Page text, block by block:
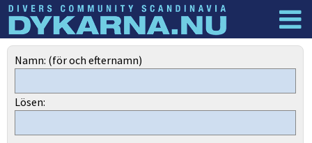
Dyknyheter
Namn: (för och efternamn)
Lösen: